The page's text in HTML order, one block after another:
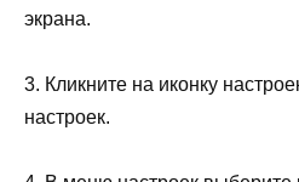
экрана.
3. Кликните на иконку
настроек.